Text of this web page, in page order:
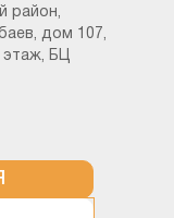
район,
дом 107,
этаж, БЦ